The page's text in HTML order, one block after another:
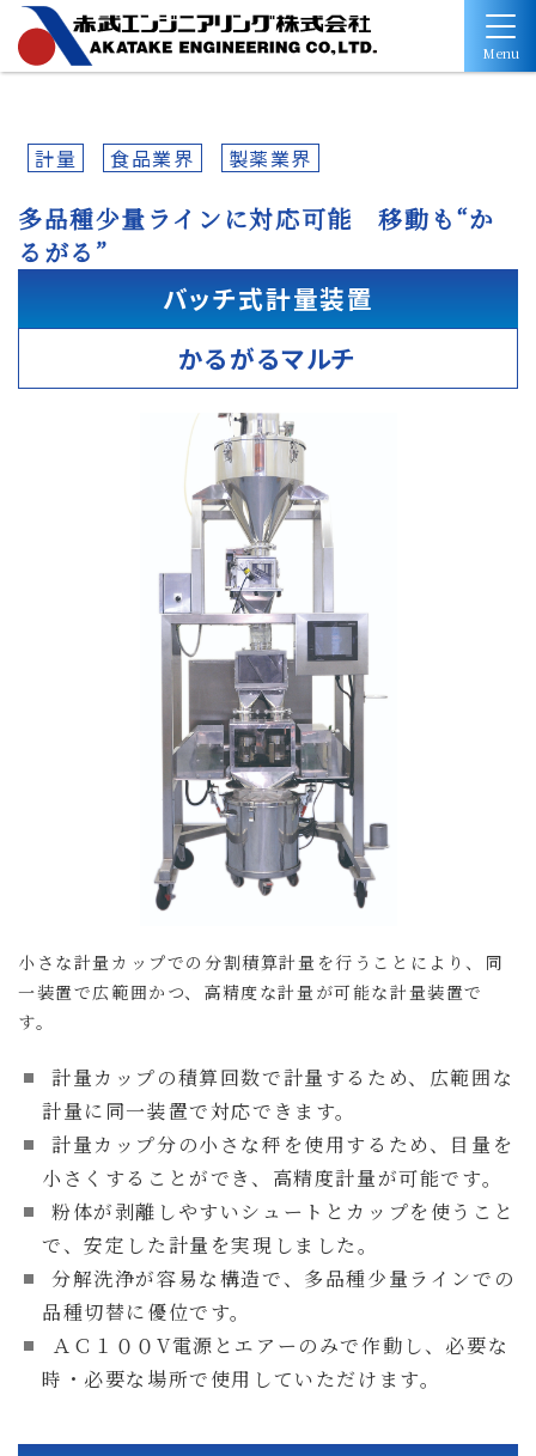
Menu
計量 食品業界 製薬業界
多品種少量ラインに対応可能 移動も“か
るがる”
バッチ式計量装置
かるがるマルチ
小さな計量カップでの分割積算計量を行うことにより、同
一装置で広範囲かつ、高精度な計量が可能な計量装置で
す。
計量カップの積算回数で計量するため、広範囲な
計量に同一装置で対応できます。
計量カップ分の小さな秤を使用するため、目量を
小さくすることができ、高精度計量が可能です。
粉体が剥離しやすいシュートとカップを使うこと
で、安定した計量を実現しました。
分解洗浄が容易な構造で、多品種少量ラインでの
品種切替に優位です。
ＡＣ１００V電源とエアーのみで作動し、必要な
時・必要な場所で使用していただけます。